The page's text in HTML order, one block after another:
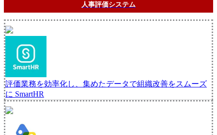
人事評価システム
評価業務を効率化し、集めたデータで組織改善をスムーズ
に SmartHR